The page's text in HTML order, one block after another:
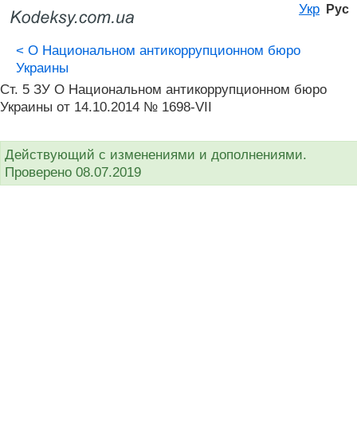
Укр Рус
< О Национальном антикоррупционном бюро
Украины
Ст. 5 ЗУ О Национальном антикоррупционном бюро
Украины от 14.10.2014 № 1698-VII
Действующий с изменениями и дополнениями.
Проверено 08.07.2019